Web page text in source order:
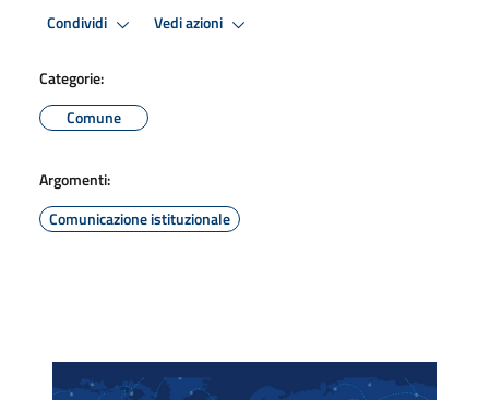
Condividi Vedi azioni
Categorie:
Comune
Argomenti:
Comunicazione istituzionale